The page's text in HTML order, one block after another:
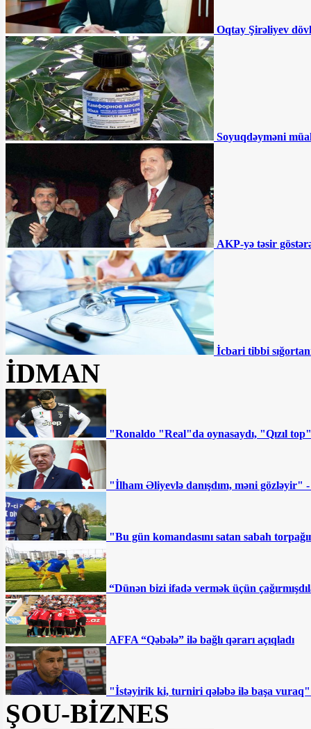
Ali Məhkəmədən İlqar Məmmədovla
bağlı QƏRAR - BƏRAƏT VERİLDİ
İlham Əliyev sərəncam imzaladı
"Azəriqaz" nədən məhkəmə qapılarında
qalıb? - Büdcə təşkilatlarına kommunal
xərclər üçün pul ayrılsa da...
"İran və Türkiyə arasında ticarət davam
etməlidir" - Ruhani
190 manatın ortaya çıxardığı həqiqətlər -
TƏHLİL
Akif Çovdarov nə edəcək? -
“Gürcüstana gedəcək və...”
Ağdamda 15 il əvvəl tikilən məktəb
çökür - “İnvestisiya planına salınıb,
amma...”
Əhmədzadənin texnikaları Gəncədə
yolları qazıb kimləri varlandırır? -
İDDİA
"Təmiz Şəhər" ASC 2 ildir ki, maliyyə
hesabatı vermir
BÜTÜN XƏBƏRLƏR
Oqtay Şirəliyev
Soyuqdəyməni
AKP-yə təsir
İcbari tibbi
İDMAN
"Ronaldo "Real"da oynasaydı, "Qızıl
"İlham Əliyevlə danışdım, məni
"Bu gün komandasını satan sabah
“Dünən bizi ifadə vermək üçün
AFFA “Qəbələ” ilə bağlı qərarı açıqladı
"İstəyirik ki, turniri qələbə ilə başa
ŞOU-BİZNES